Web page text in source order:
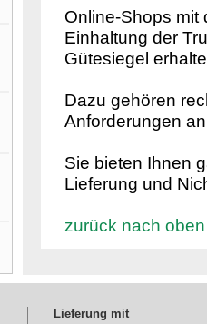
Online-Shops mit
Einhaltung der
Gütesiegel
Dazu gehören
Anforderungen
Sie bieten Ihnen
Lieferung und
zurück nach oben
Lieferung mit